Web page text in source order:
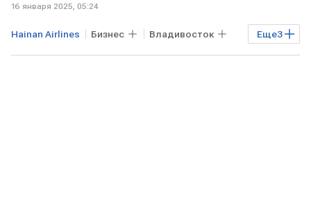
16 января 2025, 05:24
Еще3
Hainan Airlines Бизнес Владивосток
КИТАЙ МОСКВА Аэрофлот